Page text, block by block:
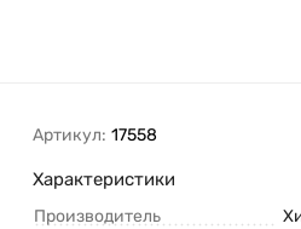
Артикул: 17558
Характеристики
Производитель